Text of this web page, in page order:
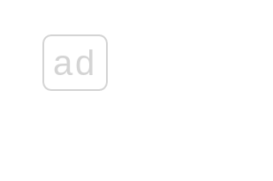
ad